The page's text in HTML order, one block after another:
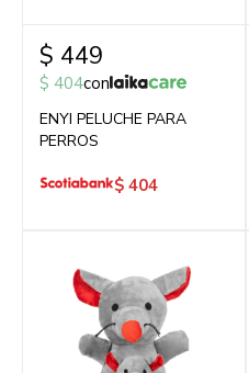
$ 449
$ 404con
ENYI PELUCHE PARA
PERROS
$ 404